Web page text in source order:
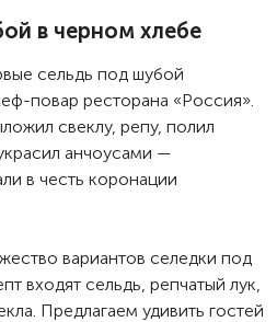
вкус, и даже может заменить
в черном хлебе
сельдь под шубой
повар ресторана «Россия».
свеклу, репу, полил
анчоусами —
в честь коронации
вариантов селедки под
входят сельдь, репчатый лук,
Предлагаем удивить гостей